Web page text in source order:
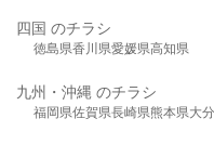
四国 のチラシ
徳島県香川県愛媛県高知県
九州・沖縄 のチラシ
福岡県佐賀県長崎県熊本県大